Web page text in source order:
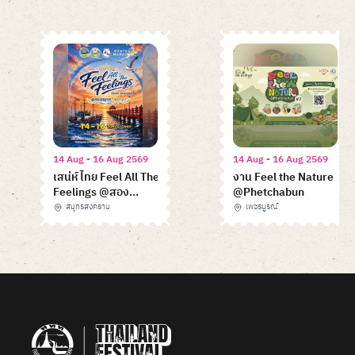
14 Aug - 16 Aug 2569
เสน่ห์ไทย Feel All The
Feelings @สอง
สมุทร...สุดสาคร
สมุทรสงคราม
14 Aug - 16 Aug 2569
งาน Feel the Nature
@Phetchabun
เพชรบูรณ์
of